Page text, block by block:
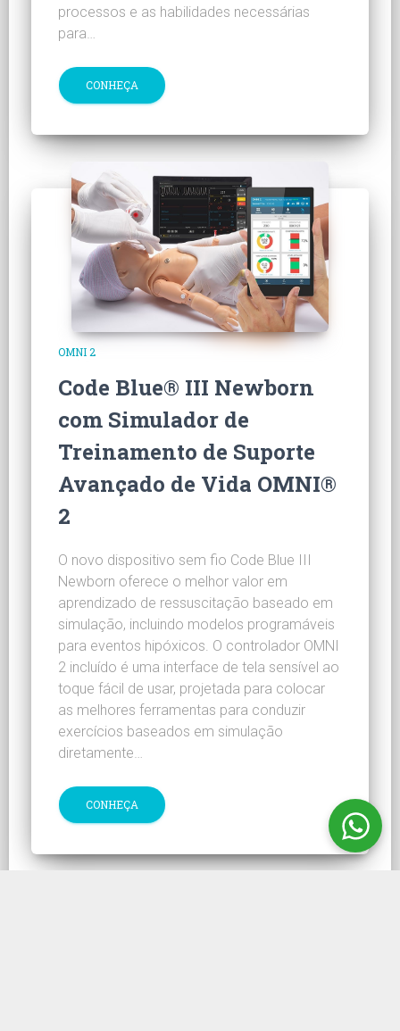
processos e as habilidades necessárias
para…
CONHEÇA
OMNI 2
Code Blue® III Newborn
com Simulador de
Treinamento de Suporte
Avançado de Vida OMNI®
2
O novo dispositivo sem fio Code Blue III
Newborn oferece o melhor valor em
aprendizado de ressuscitação baseado em
simulação, incluindo modelos programáveis
para eventos hipóxicos. O controlador OMNI
2 incluído é uma interface de tela sensível ao
toque fácil de usar, projetada para colocar
as melhores ferramentas para conduzir
exercícios baseados em simulação
diretamente…
CONHEÇA